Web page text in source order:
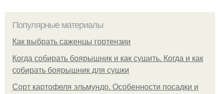
Популярные материалы
Как выбрать саженцы гортензии
Когда собирать боярышник и как сушить. Когда и как
собирать боярышник для сушки
Сорт картофеля эльмундо. Особенности посадки и